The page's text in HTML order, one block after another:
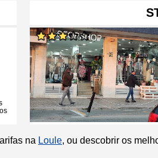
na Loule, ou descobrir os